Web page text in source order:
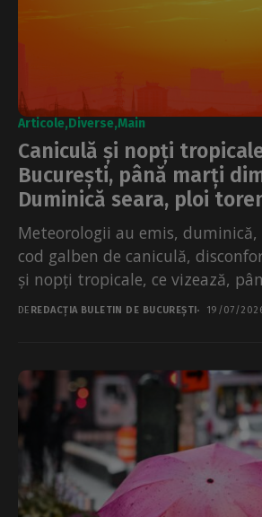
Articole Diverse Main
Caniculă și nopți
București, până marți
Duminică seara, ploi
Meteorologii au emis,
cod galben de caniculă,
și nopți tropicale, ce vizează,
dimineața, pentru sudul...
DE REDACȚIA BULETIN DE BUCUREȘTI 19/07/